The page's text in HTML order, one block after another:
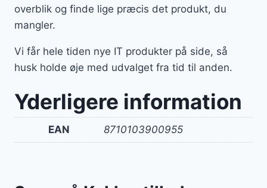
overblik og finde lige præcis det produkt, du
mangler.
Vi får hele tiden nye IT produkter på side, så
husk holde øje med udvalget fra tid til anden.
Yderligere information
EAN 8710103900955